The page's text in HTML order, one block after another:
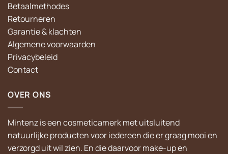
Betaalmethodes
Retourneren
Garantie & klachten
Algemene voorwaarden
Privacybeleid
Contact
OVER ONS
Mintenz is een cosmeticamerk met uitsluitend
natuurlijke producten voor iedereen die er graag mooi en
verzorgd uit wil zien. En die daarvoor make-up en